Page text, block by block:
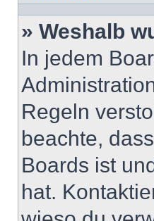
» Weshalb
In jedem
Regeln
beachte,
Boards ist
hat.